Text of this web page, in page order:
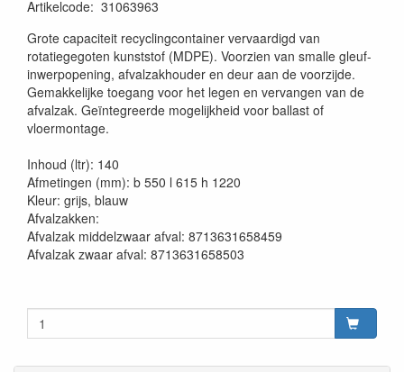
Artikelcode: 31063963
Grote capaciteit recyclingcontainer vervaardigd van
rotatiegegoten kunststof (MDPE). Voorzien van smalle gleuf-
inwerpopening, afvalzakhouder en deur aan de voorzijde.
Gemakkelijke toegang voor het legen en vervangen van de
afvalzak. Geïntegreerde mogelijkheid voor ballast of
vloermontage.
Inhoud (ltr): 140
Afmetingen (mm): b 550 l 615 h 1220
Kleur: grijs, blauw
Afvalzakken:
Afvalzak middelzwaar afval: 8713631658459
Afvalzak zwaar afval: 8713631658503